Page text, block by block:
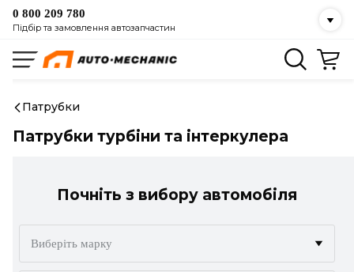
0 800 209 780
Підбір та замовлення автозапчастин
Патрубки
Патрубки турбіни та інтеркулера
Почніть з вибору автомобіля
Виберіть марку